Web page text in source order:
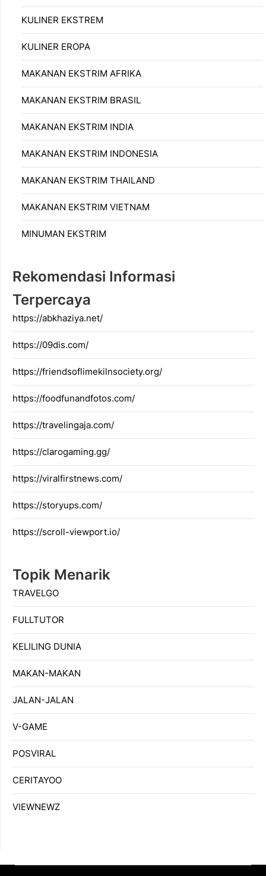
KULINER EKSTREM
KULINER EROPA
MAKANAN EKSTRIM AFRIKA
MAKANAN EKSTRIM BRASIL
MAKANAN EKSTRIM INDIA
MAKANAN EKSTRIM INDONESIA
MAKANAN EKSTRIM THAILAND
MAKANAN EKSTRIM VIETNAM
MINUMAN EKSTRIM
Rekomendasi Informasi
Terpercaya
https://abkhaziya.net/
https://09dis.com/
https://friendsoflimekilnsociety.org/
https://foodfunandfotos.com/
https://travelingaja.com/
https://clarogaming.gg/
https://viralfirstnews.com/
https://storyups.com/
https://scroll-viewport.io/
Topik Menarik
TRAVELGO
FULLTUTOR
KELILING DUNIA
MAKAN-MAKAN
JALAN-JALAN
V-GAME
POSVIRAL
CERITAYOO
VIEWNEWZ